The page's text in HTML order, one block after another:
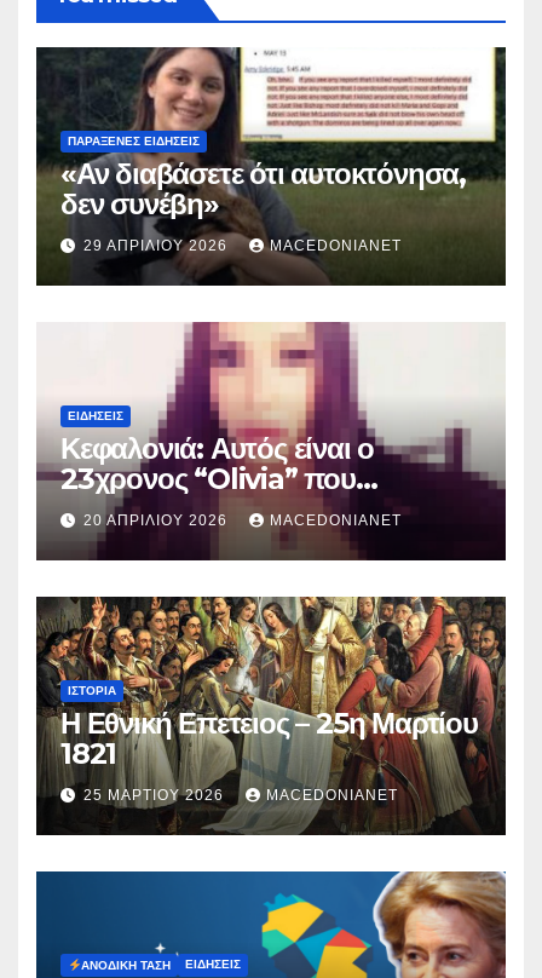
ΠΑΡΆΞΕΝΕΣ ΕΙΔΉΣΕΙΣ
«Αν διαβάσετε ότι αυτοκτόνησα,
δεν συνέβη»
29 ΑΠΡΙΛΊΟΥ 2026 MACEDONIANET
ΕΙΔΉΣΕΙΣ
Κεφαλονιά: Αυτός είναι ο
23χρονος “Olivia” που
κατηγορείται για τον θάνατο της
Μυρτούς
20 ΑΠΡΙΛΊΟΥ 2026 MACEDONIANET
ΙΣΤΟΡΊΑ
Η Εθνική Επετειος – 25η Μαρτίου
1821
25 ΜΑΡΤΊΟΥ 2026 MACEDONIANET
ΑΝΟΔΙΚΉ ΤΆΣΗ ΕΙΔΉΣΕΙΣ